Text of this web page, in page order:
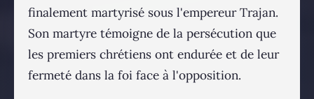
finalement martyrisé sous l'empereur Trajan.
Son martyre témoigne de la persécution que
les premiers chrétiens ont endurée et de leur
fermeté dans la foi face à l'opposition.